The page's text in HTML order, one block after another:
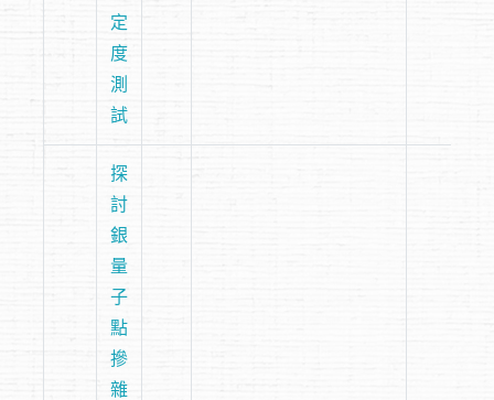
定
度
測
試
探
討
銀
量
子
點
摻
雜